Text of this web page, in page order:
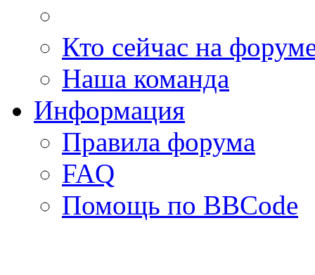
Кто сейчас на
Наша команда
Информация
Правила форума
FAQ
Помощь по BBCode